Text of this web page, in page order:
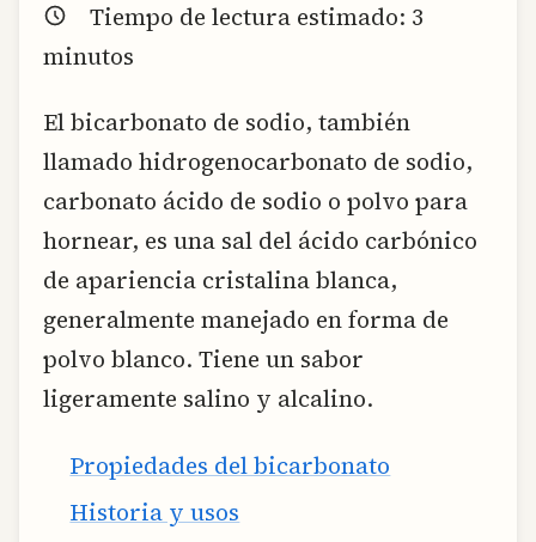
Tiempo de lectura estimado: 3
minutos
El bicarbonato de sodio, también
llamado hidrogenocarbonato de sodio,
carbonato ácido de sodio o polvo para
hornear, es una sal del ácido carbónico
de apariencia cristalina blanca,
generalmente manejado en forma de
polvo blanco. Tiene un sabor
ligeramente salino y alcalino.
Propiedades del bicarbonato
Historia y usos